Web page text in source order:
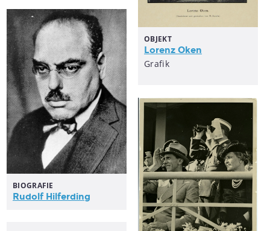
OBJEKT
Lorenz Oken
Grafik
BIOGRAFIE
Rudolf Hilferding